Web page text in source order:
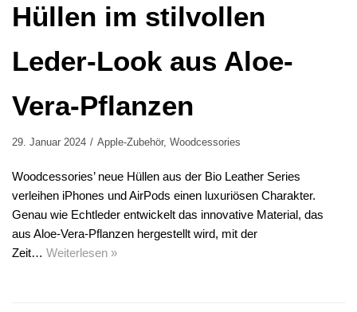
Hüllen im stilvollen
Leder-Look aus Aloe-
Vera-Pflanzen
29. Januar 2024 Apple-Zubehör, Woodcessories
Woodcessories’ neue Hüllen aus der Bio Leather Series
verleihen iPhones und AirPods einen luxuriösen Charakter.
Genau wie Echtleder entwickelt das innovative Material, das
aus Aloe-Vera-Pflanzen hergestellt wird, mit der
Zeit… Weiterlesen »